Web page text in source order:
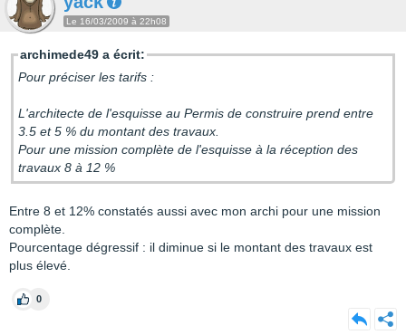
Le 16/03/2009 à 22h08
archimede49 a écrit:
Pour préciser les tarifs :
L'architecte de l'esquisse au Permis de construire prend entre
3.5 et 5 % du montant des travaux.
Pour une mission complète de l'esquisse à la réception des
travaux 8 à 12 %
Entre 8 et 12% constatés aussi avec mon archi pour une mission
complète.
Pourcentage dégressif : il diminue si le montant des travaux est
plus élevé.
0